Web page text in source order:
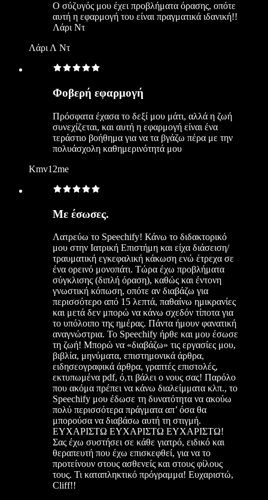
Ο σύζυγός μου έχει προβλήματα όρασης, οπότε
αυτή η εφαρμογή του είναι πραγματικά ιδανική!!
Λάρι Ντ
Λάρι Λ Ντ
Φοβερή εφαρμογή
Πρόσφατα έχασα το δεξί μου μάτι, αλλά η ζωή
συνεχίζεται, και αυτή η εφαρμογή είναι ένα
τεράστιο βοήθημα για να τα βγάζω πέρα με την
πολυάσχολη καθημερινότητά μου
Kmv12me
Με έσωσες.
Λατρεύω το Speechify! Κάνω το διδακτορικό
μου στην Ιατρική Επιστήμη και είχα διάσειση/
τραυματική εγκεφαλική κάκωση ενώ έτρεχα σε
ένα ορεινό μονοπάτι. Τώρα έχω προβλήματα
σύγκλισης (διπλή όραση), καθώς και έντονη
γνωστική κόπωση, οπότε αν διαβάζω για
περισσότερο από 15 λεπτά, παθαίνω ημικρανίες
και μετά δεν μπορώ να κάνω σχεδόν τίποτα για
το υπόλοιπο της ημέρας. Πάντα ήμουν φανατική
αναγνώστρια. Το Speechify ήρθε και μου έσωσε
τη ζωή! Μπορώ να «διαβάζω» τις εργασίες μου,
βιβλία, μηνύματα, επιστημονικά άρθρα,
ειδησεογραφικά άρθρα, γραπτές επιστολές,
εκτυπωμένα pdf, ό,τι βάλει ο νους σας! Παρόλο
που ακόμα πρέπει να κάνω διαλείμματα κλπ., το
Speechify μου έδωσε τη δυνατότητα να ακούω
πολύ περισσότερα πράγματα απ’ όσα θα
μπορούσα να διαβάσω αυτή τη στιγμή.
ΕΥΧΑΡΙΣΤΩ ΕΥΧΑΡΙΣΤΩ ΕΥΧΑΡΙΣΤΩ!
Σας έχω συστήσει σε κάθε γιατρό, ειδικό και
θεραπευτή που έχω επισκεφθεί, για να το
προτείνουν στους ασθενείς και στους φίλους
τους. Τι καταπληκτικό πρόγραμμα! Ευχαριστώ,
Cliff!!